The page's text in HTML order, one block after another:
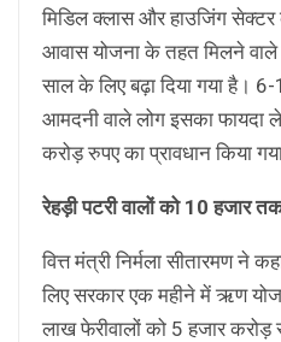
मिडिल क्लास और हाउजिंग सेक्टर
आवास योजना के तहत मिलने वाले
साल के लिए बढ़ा दिया गया है।
आमदनी वाले लोग इसका फायदा
करोड़ रुपए का प्रावधान किया
रेहड़ी पटरी वालों को 10 हजार
वित्त मंत्री निर्मला सीतारमण ने
लिए सरकार एक महीने में ऋण
लाख फेरीवालों को 5 हजार